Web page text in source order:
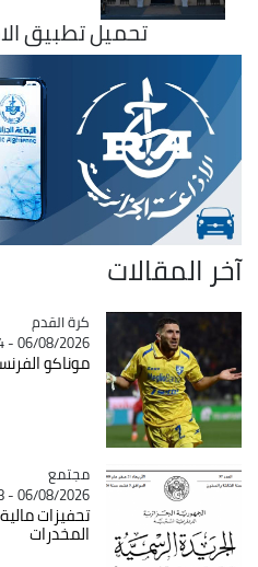
تحميل تطبيق
آخر المقالات
Catégorie
كرة القدم
06/08/2026 - 22:34
موناكو
Catégorie
مجتمع
06/08/2026 - 22:38
تحفيزات
المخدرات